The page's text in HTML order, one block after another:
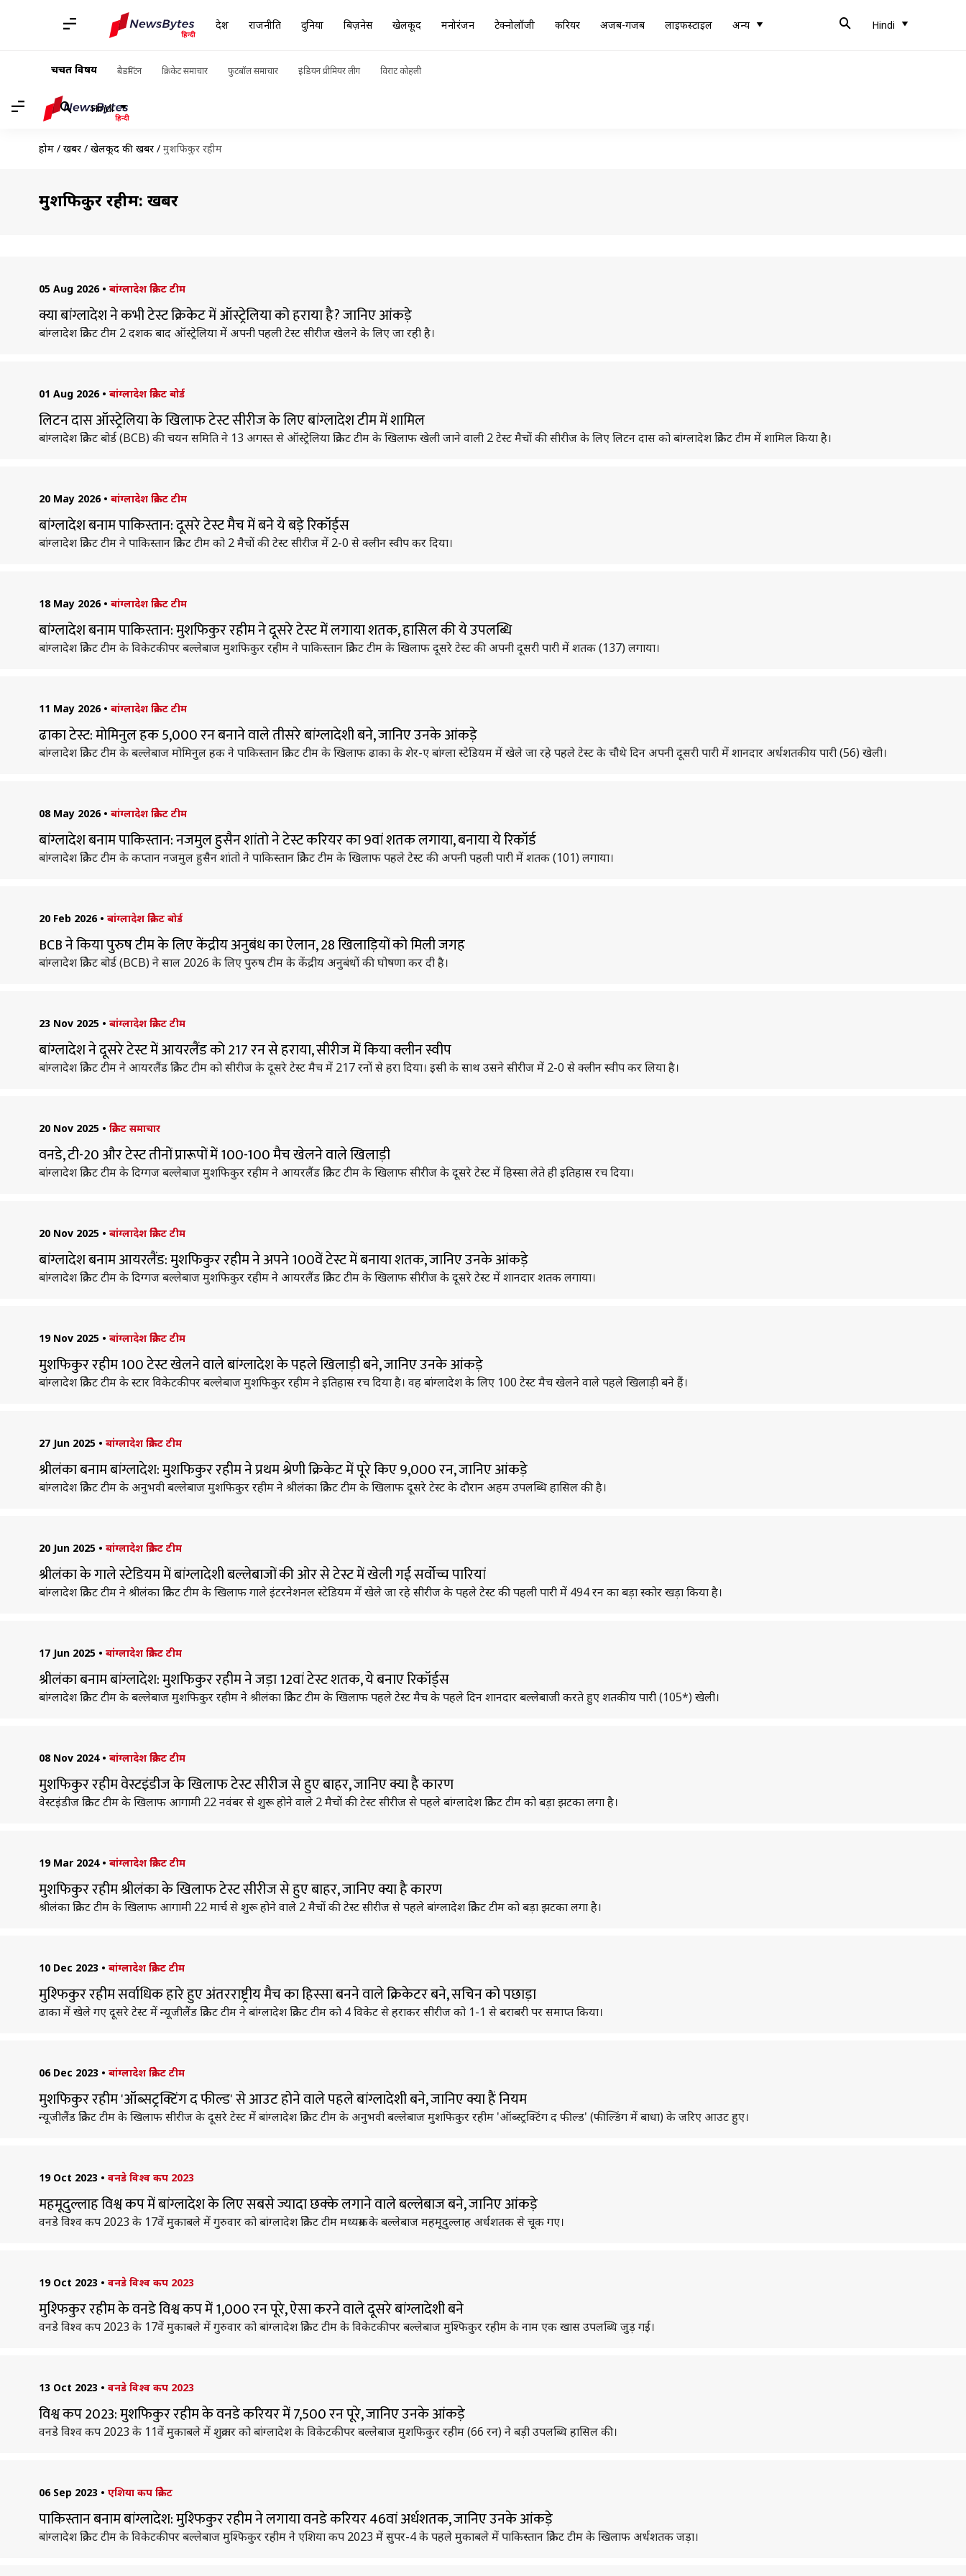
देश राजनीति दुनिया बिज़नेस खेलकूद मनोरंजन टेक्नोलॉजी करियर अजब-गजब लाइफस्टाइल अन्य Hindi
चर्चित विषय बैडमिंटन क्रिकेट समाचार फुटबॉल समाचार इंडियन प्रीमियर लीग विराट कोहली
Hindi
होम / खबरें / खेलकूद की खबरें / मुशफिकुर रहीम
मुशफिकुर रहीम: खबरें
05 Aug 2026 • बांग्लादेश क्रिकेट टीम
क्या बांग्लादेश ने कभी टेस्ट क्रिकेट में ऑस्ट्रेलिया को हराया है? जानिए आंकड़े
बांग्लादेश क्रिकेट टीम 2 दशक बाद ऑस्ट्रेलिया में अपनी पहली टेस्ट सीरीज खेलने के लिए जा रही है।
01 Aug 2026 • बांग्लादेश क्रिकेट बोर्ड
लिटन दास ऑस्ट्रेलिया के खिलाफ टेस्ट सीरीज के लिए बांग्लादेश टीम में शामिल
बांग्लादेश क्रिकेट बोर्ड (BCB) की चयन समिति ने 13 अगस्त से ऑस्ट्रेलिया क्रिकेट टीम के खिलाफ खेली जाने वाली 2 टेस्ट मैचों की सीरीज के लिए लिटन दास को बांग्लादेश क्रिकेट टीम में शामिल किया है।
20 May 2026 • बांग्लादेश क्रिकेट टीम
बांग्लादेश बनाम पाकिस्तान: दूसरे टेस्ट मैच में बने ये बड़े रिकॉर्ड्स
बांग्लादेश क्रिकेट टीम ने पाकिस्तान क्रिकेट टीम को 2 मैचों की टेस्ट सीरीज में 2-0 से क्लीन स्वीप कर दिया।
18 May 2026 • बांग्लादेश क्रिकेट टीम
बांग्लादेश बनाम पाकिस्तान: मुशफिकुर रहीम ने दूसरे टेस्ट में लगाया शतक, हासिल की ये उपलब्धि
बांग्लादेश क्रिकेट टीम के विकेटकीपर बल्लेबाज मुशफिकुर रहीम ने पाकिस्तान क्रिकेट टीम के खिलाफ दूसरे टेस्ट की अपनी दूसरी पारी में शतक (137) लगाया।
11 May 2026 • बांग्लादेश क्रिकेट टीम
ढाका टेस्ट: मोमिनुल हक 5,000 रन बनाने वाले तीसरे बांग्लादेशी बने, जानिए उनके आंकड़े
बांग्लादेश क्रिकेट टीम के बल्लेबाज मोमिनुल हक ने पाकिस्तान क्रिकेट टीम के खिलाफ ढाका के शेर-ए बांग्ला स्टेडियम में खेले जा रहे पहले टेस्ट के चौथे दिन अपनी दूसरी पारी में शानदार अर्धशतकीय पारी (56) खेली।
08 May 2026 • बांग्लादेश क्रिकेट टीम
बांग्लादेश बनाम पाकिस्तान: नजमुल हुसैन शांतो ने टेस्ट करियर का 9वां शतक लगाया, बनाया ये रिकॉर्ड
बांग्लादेश क्रिकेट टीम के कप्तान नजमुल हुसैन शांतो ने पाकिस्तान क्रिकेट टीम के खिलाफ पहले टेस्ट की अपनी पहली पारी में शतक (101) लगाया।
20 Feb 2026 • बांग्लादेश क्रिकेट बोर्ड
BCB ने किया पुरुष टीम के लिए केंद्रीय अनुबंध का ऐलान, 28 खिलाड़ियों को मिली जगह
बांग्लादेश क्रिकेट बोर्ड (BCB) ने साल 2026 के लिए पुरुष टीम के केंद्रीय अनुबंधों की घोषणा कर दी है।
23 Nov 2025 • बांग्लादेश क्रिकेट टीम
बांग्लादेश ने दूसरे टेस्ट में आयरलैंड को 217 रन से हराया, सीरीज में किया क्लीन स्वीप
बांग्लादेश क्रिकेट टीम ने आयरलैंड क्रिकेट टीम को सीरीज के दूसरे टेस्ट मैच में 217 रनों से हरा दिया। इसी के साथ उसने सीरीज में 2-0 से क्लीन स्वीप कर लिया है।
20 Nov 2025 • क्रिकेट समाचार
वनडे, टी-20 और टेस्ट तीनों प्रारूपों में 100-100 मैच खेलने वाले खिलाड़ी
बांग्लादेश क्रिकेट टीम के दिग्गज बल्लेबाज मुशफिकुर रहीम ने आयरलैंड क्रिकेट टीम के खिलाफ सीरीज के दूसरे टेस्ट में हिस्सा लेते ही इतिहास रच दिया।
20 Nov 2025 • बांग्लादेश क्रिकेट टीम
बांग्लादेश बनाम आयरलैंड: मुशफिकुर रहीम ने अपने 100वें टेस्ट में बनाया शतक, जानिए उनके आंकड़े
बांग्लादेश क्रिकेट टीम के दिग्गज बल्लेबाज मुशफिकुर रहीम ने आयरलैंड क्रिकेट टीम के खिलाफ सीरीज के दूसरे टेस्ट में शानदार शतक लगाया।
19 Nov 2025 • बांग्लादेश क्रिकेट टीम
मुशफिकुर रहीम 100 टेस्ट खेलने वाले बांग्लादेश के पहले खिलाड़ी बने, जानिए उनके आंकड़े
बांग्लादेश क्रिकेट टीम के स्टार विकेटकीपर बल्लेबाज मुशफिकुर रहीम ने इतिहास रच दिया है। वह बांग्लादेश के लिए 100 टेस्ट मैच खेलने वाले पहले खिलाड़ी बने हैं।
27 Jun 2025 • बांग्लादेश क्रिकेट टीम
श्रीलंका बनाम बांग्लादेश: मुशफिकुर रहीम ने प्रथम श्रेणी क्रिकेट में पूरे किए 9,000 रन, जानिए आंकड़े
बांग्लादेश क्रिकेट टीम के अनुभवी बल्लेबाज मुशफिकुर रहीम ने श्रीलंका क्रिकेट टीम के खिलाफ दूसरे टेस्ट के दौरान अहम उपलब्धि हासिल की है।
20 Jun 2025 • बांग्लादेश क्रिकेट टीम
श्रीलंका के गाले स्टेडियम में बांग्लादेशी बल्लेबाजों की ओर से टेस्ट में खेली गई सर्वोच्च पारियां
बांग्लादेश क्रिकेट टीम ने श्रीलंका क्रिकेट टीम के खिलाफ गाले इंटरनेशनल स्टेडियम में खेले जा रहे सीरीज के पहले टेस्ट की पहली पारी में 494 रन का बड़ा स्कोर खड़ा किया है।
17 Jun 2025 • बांग्लादेश क्रिकेट टीम
श्रीलंका बनाम बांग्लादेश: मुशफिकुर रहीम ने जड़ा 12वां टेस्ट शतक, ये बनाए रिकॉर्ड्स
बांग्लादेश क्रिकेट टीम के बल्लेबाज मुशफिकुर रहीम ने श्रीलंका क्रिकेट टीम के खिलाफ पहले टेस्ट मैच के पहले दिन शानदार बल्लेबाजी करते हुए शतकीय पारी (105*) खेली।
08 Nov 2024 • बांग्लादेश क्रिकेट टीम
मुशफिकुर रहीम वेस्टइंडीज के खिलाफ टेस्ट सीरीज से हुए बाहर, जानिए क्या है कारण
वेस्टइंडीज क्रिकेट टीम के खिलाफ आगामी 22 नवंबर से शुरू होने वाले 2 मैचों की टेस्ट सीरीज से पहले बांग्लादेश क्रिकेट टीम को बड़ा झटका लगा है।
19 Mar 2024 • बांग्लादेश क्रिकेट टीम
मुशफिकुर रहीम श्रीलंका के खिलाफ टेस्ट सीरीज से हुए बाहर, जानिए क्या है कारण
श्रीलंका क्रिकेट टीम के खिलाफ आगामी 22 मार्च से शुरू होने वाले 2 मैचों की टेस्ट सीरीज से पहले बांग्लादेश क्रिकेट टीम को बड़ा झटका लगा है।
10 Dec 2023 • बांग्लादेश क्रिकेट टीम
मुश्फिकुर रहीम सर्वाधिक हारे हुए अंतरराष्ट्रीय मैच का हिस्सा बनने वाले क्रिकेटर बने, सचिन को पछाड़ा
ढाका में खेले गए दूसरे टेस्ट में न्यूजीलैंड क्रिकेट टीम ने बांग्लादेश क्रिकेट टीम को 4 विकेट से हराकर सीरीज को 1-1 से बराबरी पर समाप्त किया।
06 Dec 2023 • बांग्लादेश क्रिकेट टीम
मुशफिकुर रहीम 'ऑब्सट्रक्टिंग द फील्ड' से आउट होने वाले पहले बांग्लादेशी बने, जानिए क्या हैं नियम
न्यूजीलैंड क्रिकेट टीम के खिलाफ सीरीज के दूसरे टेस्ट में बांग्लादेश क्रिकेट टीम के अनुभवी बल्लेबाज मुशफिकुर रहीम 'ऑब्स्ट्रक्टिंग द फील्ड' (फील्डिंग में बाधा) के जरिए आउट हुए।
19 Oct 2023 • वनडे विश्व कप 2023
महमूदुल्लाह विश्व कप में बांग्लादेश के लिए सबसे ज्यादा छक्के लगाने वाले बल्लेबाज बने, जानिए आंकड़े
वनडे विश्व कप 2023 के 17वें मुकाबले में गुरुवार को बांग्लादेश क्रिकेट टीम मध्यक्रम के बल्लेबाज महमूदुल्लाह अर्धशतक से चूक गए।
19 Oct 2023 • वनडे विश्व कप 2023
मुश्फिकुर रहीम के वनडे विश्व कप में 1,000 रन पूरे, ऐसा करने वाले दूसरे बांग्लादेशी बने
वनडे विश्व कप 2023 के 17वें मुकाबले में गुरुवार को बांग्लादेश क्रिकेट टीम के विकेटकीपर बल्लेबाज मुश्फिकुर रहीम के नाम एक खास उपलब्धि जुड़ गई।
13 Oct 2023 • वनडे विश्व कप 2023
विश्व कप 2023: मुशफिकुर रहीम के वनडे करियर में 7,500 रन पूरे, जानिए उनके आंकड़े
वनडे विश्व कप 2023 के 11वें मुकाबले में शुक्रवार को बांग्लादेश के विकेटकीपर बल्लेबाज मुशफिकुर रहीम (66 रन) ने बड़ी उपलब्धि हासिल की।
06 Sep 2023 • एशिया कप क्रिकेट
पाकिस्तान बनाम बांग्लादेश: मुश्फिकुर रहीम ने लगाया वनडे करियर 46वां अर्धशतक, जानिए उनके आंकड़े
बांग्लादेश क्रिकेट टीम के विकेटकीपर बल्लेबाज मुश्फिकुर रहीम ने एशिया कप 2023 में सुपर-4 के पहले मुकाबले में पाकिस्तान क्रिकेट टीम के खिलाफ अर्धशतक जड़ा।